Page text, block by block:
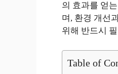
의 효과를 얻
며, 환경 개선
위해 반드시
Table of